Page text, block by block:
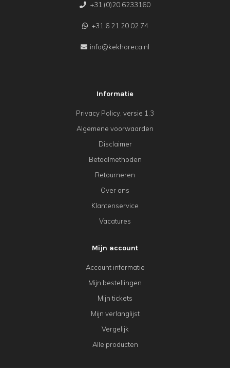
+31 (0)20 6233160
+31 6 21 20 02 74
info@kekhoreca.nl
Informatie
Privacy Policy, versie 1.3
Algemene voorwaarden
Disclaimer
Betaalmethoden
Retourneren
Over ons
Klantenservice
Vacatures
Mijn account
Account informatie
Mijn bestellingen
Mijn tickets
Mijn verlanglijst
Vergelijk
Alle producten